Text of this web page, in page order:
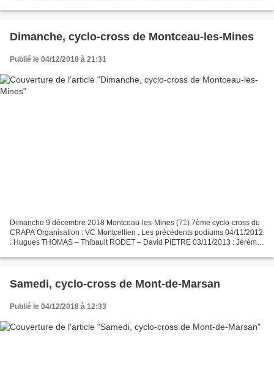
Dimanche, cyclo-cross de Montceau-les-Mines
Publié le 04/12/2018 à 21:31
Dimanche 9 décembre 2018 Montceau-les-Mines (71) 7ème cyclo-cross du
CRAPA Organisation : VC Montcellien . Les précédents podiums 04/11/2012
: Hugues THOMAS – Thibault RODET – David PIETRE 03/11/2013 : Jérémie
Samedi, cyclo-cross de Mont-de-Marsan
Publié le 04/12/2018 à 12:33